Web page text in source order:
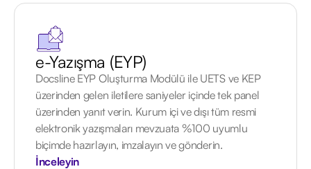
e-Yazışma (EYP)
Docsline EYP Oluşturma Modülü ile UETS ve KEP
üzerinden gelen iletilere saniyeler içinde tek panel
üzerinden yanıt verin. Kurum içi ve dışı tüm resmi
elektronik yazışmaları mevzuata %100 uyumlu
biçimde hazırlayın, imzalayın ve gönderin.
İnceleyin